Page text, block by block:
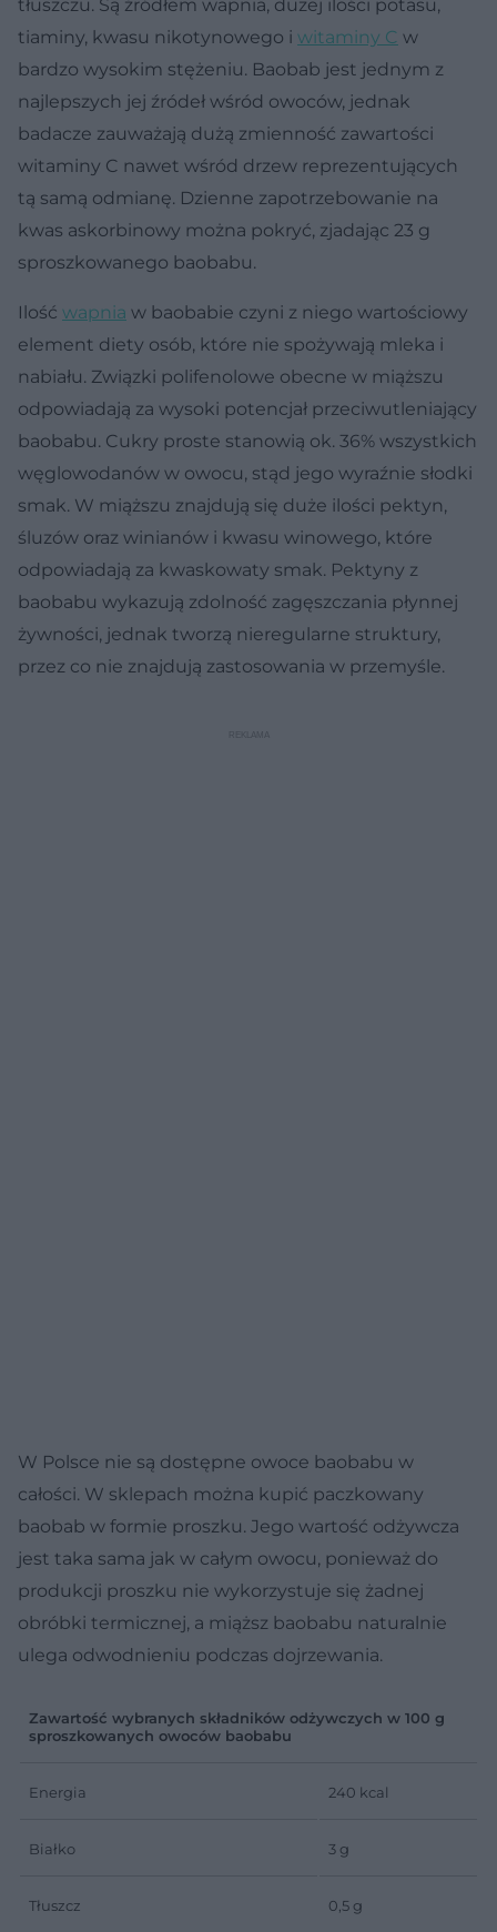
tłuszczu. Są źródłem wapnia, dużej ilości potasu,
tiaminy, kwasu nikotynowego i witaminy C w
bardzo wysokim stężeniu. Baobab jest jednym z
najlepszych jej źródeł wśród owoców, jednak
badacze zauważają dużą zmienność zawartości
witaminy C nawet wśród drzew reprezentujących
tą samą odmianę. Dzienne zapotrzebowanie na
kwas askorbinowy można pokryć, zjadając 23 g
sproszkowanego baobabu.
Ilość wapnia w baobabie czyni z niego wartościowy
element diety osób, które nie spożywają mleka i
nabiału. Związki polifenolowe obecne w miąższu
odpowiadają za wysoki potencjał przeciwutleniający
baobabu. Cukry proste stanowią ok. 36% wszystkich
węglowodanów w owocu, stąd jego wyraźnie słodki
smak. W miąższu znajdują się duże ilości pektyn,
śluzów oraz winianów i kwasu winowego, które
odpowiadają za kwaskowaty smak. Pektyny z
baobabu wykazują zdolność zagęszczania płynnej
żywności, jednak tworzą nieregularne struktury,
przez co nie znajdują zastosowania w przemyśle.
W Polsce nie są dostępne owoce baobabu w
całości. W sklepach można kupić paczkowany
baobab w formie proszku. Jego wartość odżywcza
jest taka sama jak w całym owocu, ponieważ do
produkcji proszku nie wykorzystuje się żadnej
obróbki termicznej, a miąższ baobabu naturalnie
ulega odwodnieniu podczas dojrzewania.
Zawartość wybranych składników odżywczych w 100 g
sproszkowanych owoców baobabu
Energia 240 kcal
Białko 3 g
Tłuszcz 0,5 g